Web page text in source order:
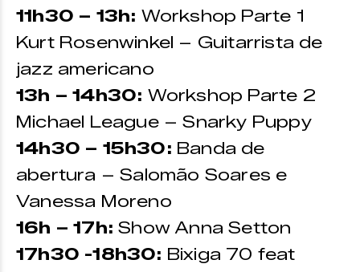
11h30 – 13h: Workshop Parte 1
Kurt Rosenwinkel – Guitarrista de
jazz americano
13h – 14h30: Workshop Parte 2
Michael League – Snarky Puppy
14h30 – 15h30: Banda de
abertura – Salomão Soares e
Vanessa Moreno
16h – 17h: Show Anna Setton
17h30 -18h30: Bixiga 70 feat